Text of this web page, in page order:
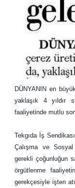
DÜNYANIN en
yaklaşık 4 yıldır
faaliyetinde mutlu
Tekgıda İş
Çalışma ve Sosyal
gerekli çoğunluğun
örgütlenme
gerekçesiyle işten